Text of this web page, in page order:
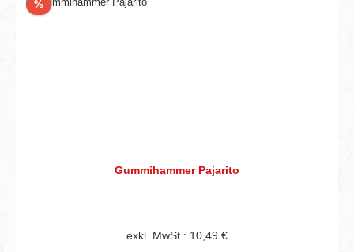
%Rabatt
Gummihammer Pajarito
exkl. MwSt.: 10,49 €